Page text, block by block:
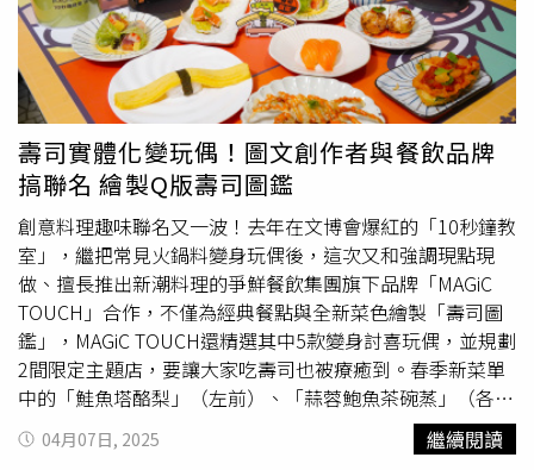
樓，籌備近兩年，占地346坪、提供286個座位，以「國際
精品櫥窗」為設計靈感核心，埋入日本精品服裝思維。微風
店還推出5款限定料理，其中午晚餐推出「和牛起士漢堡
排」、「九鮨海景丼」、「初恋香草蘇打涼菓」；下午餐限
定推出手工「榛濃可可千層蛋糕」；飲品部分全餐期供應
「桃縷氣泡特」，以清爽喚醒味蕾。
那些商品，也不是主持人口才多好，而是自我耗損讓你沒時
間思考欲望，就直接行動了，明明應該好好考慮，卻做不
到。補充能量可預防 確保理性判斷與靈活應對但這可以透
過補充能量來預防。曾有公司在面試前，將面試官分成兩
組，一組提供柳橙汁，另一組只提供礦泉水。面試結束後，
根據統計，同樣時間的面試，只喝礦泉水的面試官，對面試
者的人種、年齡、性別偏好更明顯，決定錄取和淘汰的時間
也更快；相較之下，獲得適當糖分補充的面試官，較不會被
自己內心的成見影響，在肩負壓力的情況下，他們依舊能從
多面向進行思考，保有理性判斷與靈活應對的能力。因此當
我們感到疲憊時，應先持保留態度，避免做任何重大決定，
並暫時休息。疲倦時，若還要面對需要深度思考的問題，很
有可能不多加考慮就直接下決定。不能太相信自己的意志
力，不是只要拒絕零碎的誘惑，就能乘勝追擊，戰勝更大的
誘惑。因為總有一些有心人士，善於利用這種自我耗損機
制，在祭出真正誘惑之前，先提出一些小小誘惑，等待我們
日本壽喜燒依地域風格可分為兩大派系，「關東式壽喜燒」
是在鍋內加入各種蔬菜與肉片，並添加醬汁烹煮，讓食材風
味在鍋中相互融合；「關西式壽喜燒」則注重層次與節奏，
會先將肉片於鍋內油煎至半熟後灑上糖粉，再倒入醬油、清
酒、味醂等調味，最後才加入蔬菜緩緩燉煮，兩派各有支持
者。為了區隔另一品牌金月所供應的關東式壽喜燒，「玉兔
壽喜燒專門店」以關西式壽喜燒風格為基礎，加上板前式專
門店型態提供個人化套餐，讓一個人也能自在開鍋。套餐選
項多元、價位區間在398元～998元＋10%，包括可享受綿
密油花與細緻肉質的「日本和牛套餐」；還有油脂均衡、肉
質甜美的「日本國產牛套餐」，以及肉香飽滿、口感輕盈的
「牛五花套餐」；此外，也有「梅花豬套餐」可供選擇。考
量東區人潮流動快速，玉兔也開發「壽喜燒牛／豬丼飯」供
上班族外帶享用，售價149元。 傳承關西式壽喜燒工序，
會有專人為顧客親手開鍋，首先以玉兔造型的牛／豬油塊熱
鍋煎融，再將肉片下鍋輕煎，當肉片伴隨高溫產生梅納反應
壽司實體化變玩偶！圖文創作者與餐飲品牌
搞聯名 繪製Q版壽司圖鑑
創意料理趣味聯名又一波！去年在文博會爆紅的「10秒鐘教
室」，繼把常見火鍋料變身玩偶後，這次又和強調現點現
做、擅長推出新潮料理的爭鮮餐飲集團旗下品牌「MAGiC
TOUCH」合作，不僅為經典餐點與全新菜色繪製「壽司圖
鑑」，MAGiC TOUCH還精選其中5款變身討喜玩偶，並規劃
2間限定主題店，要讓大家吃壽司也被療癒到。春季新菜單
中的「鮭魚塔酪梨」（左前）、「蒜蓉鮑魚茶碗蒸」（各90
元）兩款菜色，都被創意實體化成玩偶。（圖／魏妤靜攝）
春季新品「爆汁櫛瓜拿破崙」（左起順時針，80元）、「芥
04月07日, 2025 繼續閱讀